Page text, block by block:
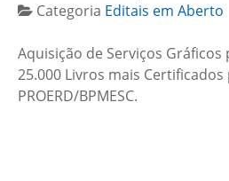
Categoria Editais em Aberto
Aquisição de Serviços Gráficos
25.000 Livros mais Certificados
PROERD/BPMESC.